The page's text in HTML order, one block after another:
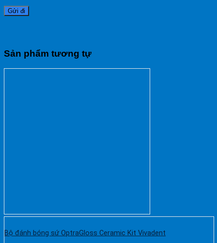
Sản phẩm tương tự
Bộ đánh bóng sứ OptraGloss Ceramic Kit Vivadent